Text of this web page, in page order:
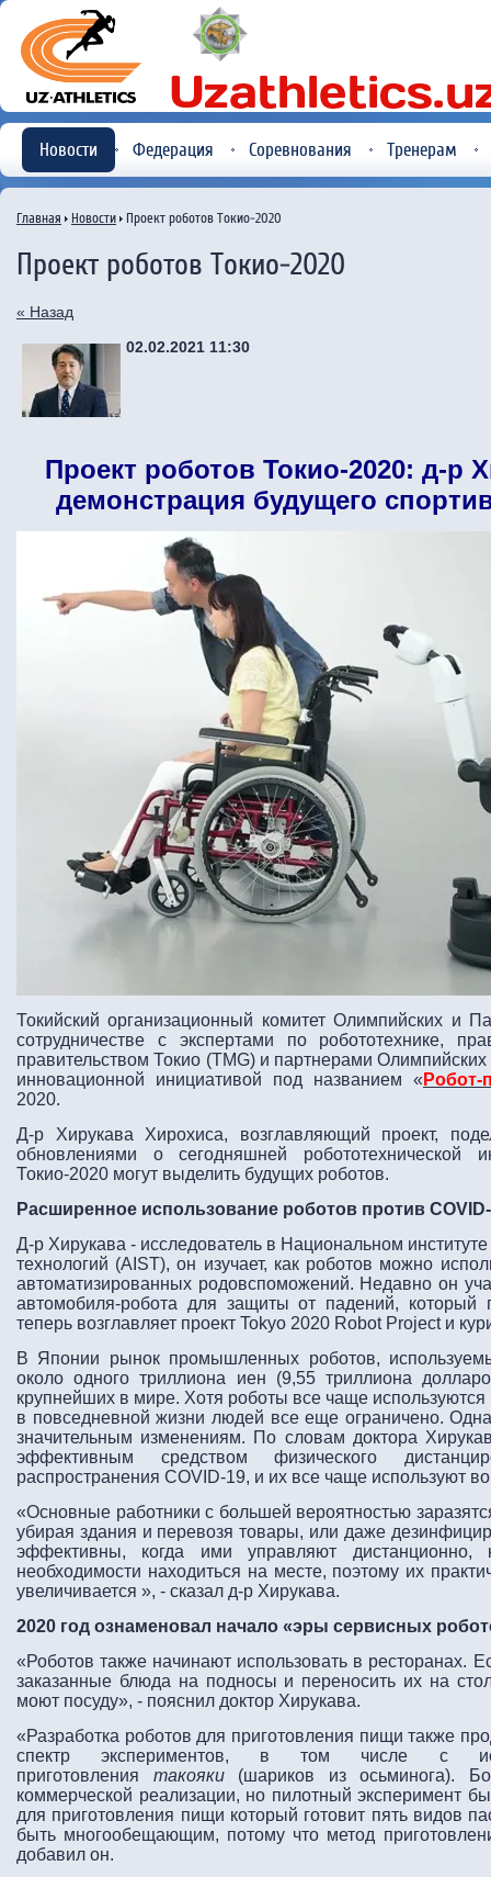
Новости Федерация Соревнования Тренерам
Главная Новости Проект роботов Токио-2020
Проект роботов Токио-2020
« Назад
02.02.2021 11:30
Проект роботов Токио-2020: д-р
демонстрация будущего
Токийский организационный комитет Олимпийских и
сотрудничестве с экспертами по робототехнике,
правительством Токио (TMG) и партнерами
инновационной инициативой под названием « Робот-
2020.
Д-р Хирукава Хирохиса, возглавляющий проект,
обновлениями о сегодняшней робототехнической
Токио-2020 могут выделить будущих роботов.
Расширенное использование роботов против
Д-р Хирукава - исследователь в Национальном
технологий (AIST), он изучает, как роботов можно
автоматизированных родовспоможений. Недавно он
автомобиля-робота для защиты от падений,
теперь возглавляет проект Tokyo 2020 Robot Project и
В Японии рынок промышленных роботов,
около одного триллиона иен (9,55 триллиона
крупнейших в мире. Хотя роботы все чаще используются
в повседневной жизни людей все еще ограничено.
значительным изменениям. По словам доктора
эффективным средством физического
распространения COVID-19, и их все чаще используют
«Основные работники с большей вероятностью
убирая здания и перевозя товары, или даже
эффективны, когда ими управляют
необходимости находиться на месте, поэтому их
увеличивается », - сказал д-р Хирукава.
2020 год ознаменовал начало «эры сервисных
«Роботов также начинают использовать в ресторанах.
заказанные блюда на подносы и переносить их на
моют посуду», - пояснил доктор Хирукава.
«Разработка роботов для приготовления пищи также
спектр экспериментов, в том числе с
приготовления такояки(шариков из осьминога).
коммерческой реализации, но пилотный эксперимент
для приготовления пищи который готовит пять видов
быть многообещающим, потому что метод
добавил он.